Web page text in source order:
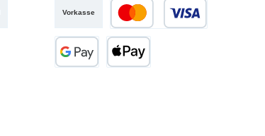
Vorkasse
Kredit- oder Debitkarte